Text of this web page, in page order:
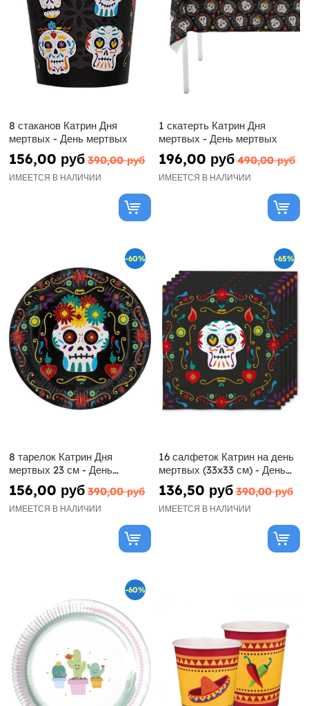
8 стаканов Катрин Дня
мертвых - День мертвых
156,00 руб 390,00 руб
ИМЕЕТСЯ В НАЛИЧИИ
1 скатерть Катрин Дня
мертвых - День мертвых
196,00 руб 490,00 руб
ИМЕЕТСЯ В НАЛИЧИИ
-60%
8 тарелок Катрин Дня
мертвых 23 см - День
мертвых
156,00 руб 390,00 руб
ИМЕЕТСЯ В НАЛИЧИИ
-65%
16 салфеток Катрин на день
мертвых (33x33 см) - День
мертвых
136,50 руб 390,00 руб
ИМЕЕТСЯ В НАЛИЧИИ
-60%